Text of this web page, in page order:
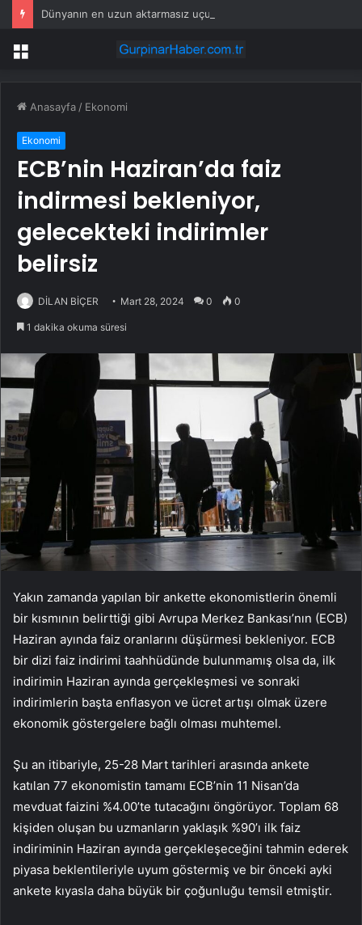
Menü
Anasayfa / Ekonomi
Ekonomi
ECB’nin Haziran’da faiz
indirmesi bekleniyor,
gelecekteki indirimler
belirsiz
DİLAN BİÇER Mart 28, 2024 0 0
1 dakika okuma süresi
Yakın zamanda yapılan bir ankette ekonomistlerin önemli
bir kısmının belirttiği gibi Avrupa Merkez Bankası’nın (ECB)
Haziran ayında faiz oranlarını düşürmesi bekleniyor. ECB
bir dizi faiz indirimi taahhüdünde bulunmamış olsa da, ilk
indirimin Haziran ayında gerçekleşmesi ve sonraki
indirimlerin başta enflasyon ve ücret artışı olmak üzere
ekonomik göstergelere bağlı olması muhtemel.
Şu an itibariyle, 25-28 Mart tarihleri arasında ankete
katılan 77 ekonomistin tamamı ECB’nin 11 Nisan’da
mevduat faizini %4.00’te tutacağını öngörüyor. Toplam 68
kişiden oluşan bu uzmanların yaklaşık %90’ı ilk faiz
indiriminin Haziran ayında gerçekleşeceğini tahmin ederek
piyasa beklentileriyle uyum göstermiş ve bir önceki ayki
ankete kıyasla daha büyük bir çoğunluğu temsil etmiştir.